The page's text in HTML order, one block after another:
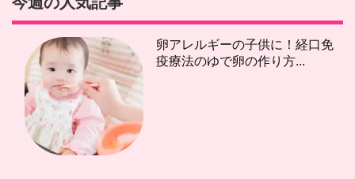
卵アレルギーの子供に！経口免
疫療法のゆで卵の作り方...